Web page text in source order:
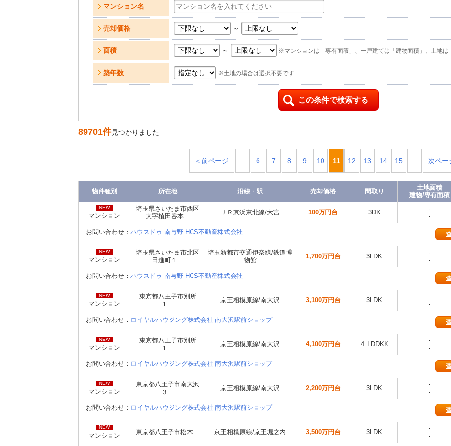
マンション名
売却価格 ～
面積 ～ ※マンションは「専有面積」、一戸建ては「建物面積」、土地は
築年数 ※土地の場合は選択不要です
89701件見つかりました
＜前ページ 6 7 8 9 10 11 12 13 14 15 次ペー
物件種別 所在地 沿線・駅 売却価格 間取り
土地面積
建物/専有面積
NEW
マンション
埼玉県さいたま市西区
大字植田谷本
ＪＲ京浜東北線/大宮 100万円台 3DK
-
-
お問い合わせ： ハウスドゥ 南与野 HCS不動産株式会社
NEW
マンション
埼玉県さいたま市北区
日進町１
埼玉新都市交通伊奈線/鉄道博
物館
1,700万円台 3LDK
-
-
お問い合わせ： ハウスドゥ 南与野 HCS不動産株式会社
NEW
マンション
東京都八王子市別所
１
京王相模原線/南大沢 3,100万円台 3LDK
-
-
お問い合わせ： ロイヤルハウジング株式会社 南大沢駅前ショップ
NEW
マンション
東京都八王子市別所
１
京王相模原線/南大沢 4,100万円台 4LLDDKK
-
-
お問い合わせ： ロイヤルハウジング株式会社 南大沢駅前ショップ
NEW
マンション
東京都八王子市南大沢
３
京王相模原線/南大沢 2,200万円台 3LDK
-
-
お問い合わせ： ロイヤルハウジング株式会社 南大沢駅前ショップ
NEW
マンション 東京都八王子市松木 京王相模原線/京王堀之内 3,500万円台 3LDK
-
-